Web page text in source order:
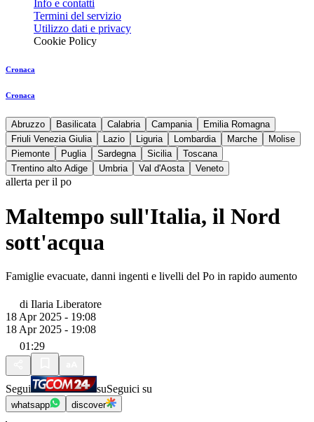
Info e contatti
Termini del servizio
Utilizzo dati e privacy
Cookie Policy
Cronaca
Cronaca
Abruzzo Basilicata Calabria Campania
Emilia Romagna
Friuli Venezia Giulia
Lazio Liguria Lombardia Marche
Molise
Piemonte
Puglia Sardegna Sicilia
Toscana
Trentino alto Adige
Umbria Val d'Aosta Veneto
allerta per il po
Maltempo sull'Italia, il Nord
sott'acqua
Famiglie evacuate, danni ingenti e livelli del Po in rapido aumento
di Ilaria Liberatore
18 Apr 2025 - 19:08
18 Apr 2025 - 19:08
01:29
Segui suSeguici su
whatsapp discover